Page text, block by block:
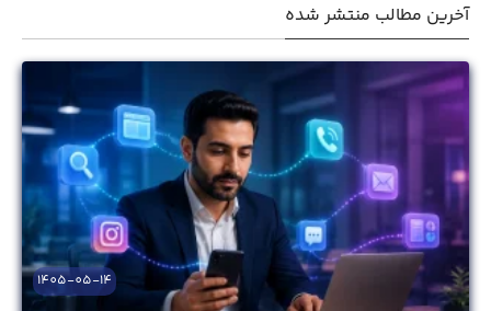
آخرین مطالب منتشر شده
1405-05-14